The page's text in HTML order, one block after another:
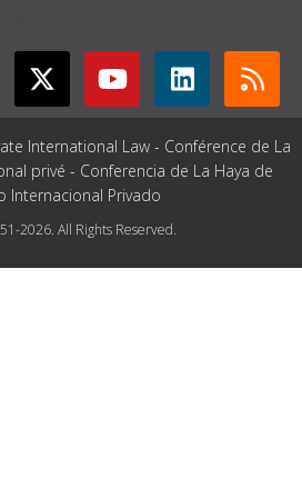
International Law - Conférence de La
privé - Conferencia de La Haya de
Internacional Privado
2026. All Rights Reserved.